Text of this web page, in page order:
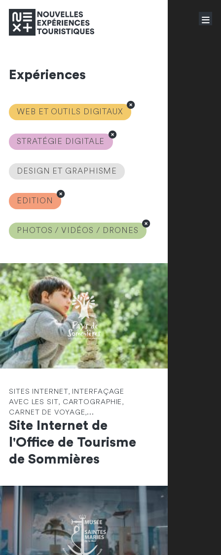
Expériences
WEB ET OUTILS DIGITAUX
STRATÉGIE DIGITALE
DESIGN ET GRAPHISME
EDITION
PHOTOS / VIDÉOS / DRONES
SITES INTERNET, INTERFAÇAGE
AVEC LES SIT, CARTOGRAPHIE,
CARNET DE VOYAGE,...
Site Internet de
l'Office de Tourisme
de Sommières